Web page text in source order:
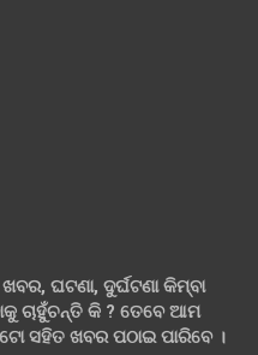
ଘଟଣା, ଦୁର୍ଘଟଣା କିମ୍ବା
ଚାହୁଁଚନ୍ତି କି ? ତେବେ ଆମ
ସହିତ ଖବର ପଠାଇ ପାରିବେ ।